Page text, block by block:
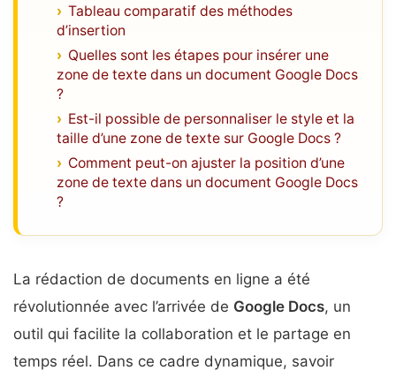
Tableau comparatif des méthodes
d’insertion
Quelles sont les étapes pour insérer une
zone de texte dans un document Google Docs
?
Est-il possible de personnaliser le style et la
taille d’une zone de texte sur Google Docs ?
Comment peut-on ajuster la position d’une
zone de texte dans un document Google Docs
?
La rédaction de documents en ligne a été
révolutionnée avec l’arrivée de Google Docs, un
outil qui facilite la collaboration et le partage en
temps réel. Dans ce cadre dynamique, savoir